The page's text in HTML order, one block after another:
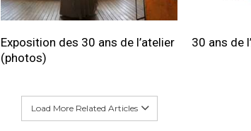
Exposition des 30 ans de l’atelier
(photos)
30 ans de
Load More Related Articles